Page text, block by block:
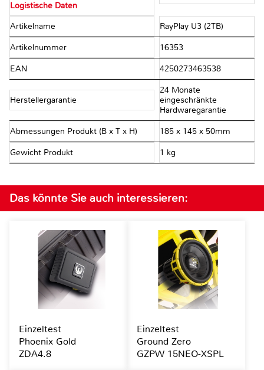
Logistische Daten
Artikelname RayPlay U3 (2TB)
Artikelnummer 16353
EAN 4250273463538
Herstellergarantie
24 Monate
eingeschränkte
Hardwaregarantie
Abmessungen Produkt (B x T x H) 185 x 145 x 50mm
Gewicht Produkt 1 kg
Das könnte Sie auch interessieren:
Einzeltest
Phoenix Gold
ZDA4.8
Einzeltest
Ground Zero
GZPW 15NEO-XSPL